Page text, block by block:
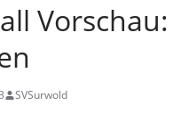
SVSurwold